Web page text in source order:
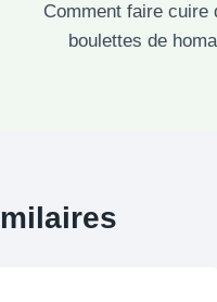
Comment faire cuire
boulettes de